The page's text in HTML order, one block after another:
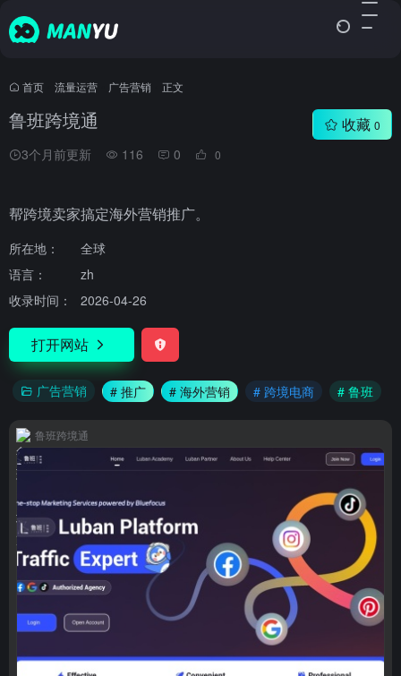
首页 流量运营 广告营销 正文
鲁班跨境通
3个月前更新 116 0 0
收藏 0
帮跨境卖家搞定海外营销推广。
所在地：
全球
语言：
zh
收录时间：
2026-04-26
打开网站
广告营销 # 推广 # 海外营销 # 跨境电商 # 鲁班
鲁班跨境通